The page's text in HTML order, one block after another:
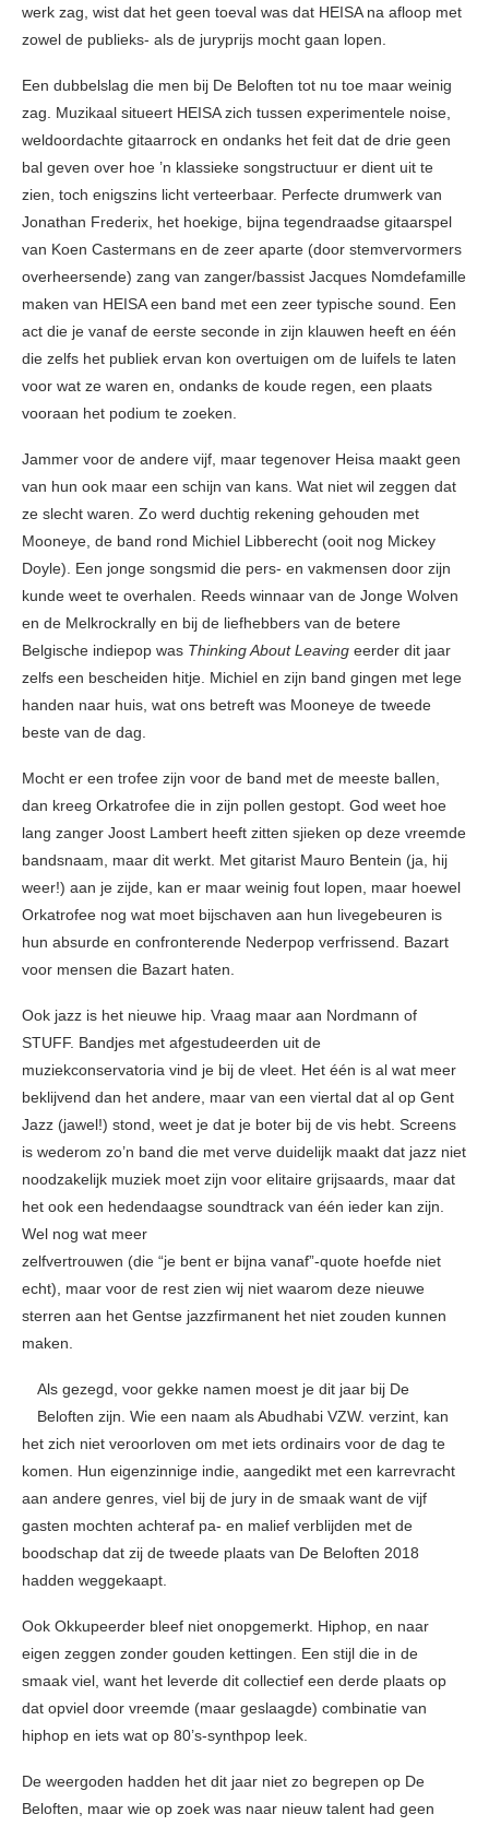
werk zag, wist dat het geen toeval was dat HEISA na afloop met
zowel de publieks- als de juryprijs mocht gaan lopen.
Een dubbelslag die men bij De Beloften tot nu toe maar weinig
zag. Muzikaal situeert HEISA zich tussen experimentele noise,
weldoordachte gitaarrock en ondanks het feit dat de drie geen
bal geven over hoe ’n klassieke songstructuur er dient uit te
zien, toch enigszins licht verteerbaar. Perfecte drumwerk van
Jonathan Frederix, het hoekige, bijna tegendraadse gitaarspel
van Koen Castermans en de zeer aparte (door stemvervormers
overheersende) zang van zanger/bassist Jacques Nomdefamille
maken van HEISA een band met een zeer typische sound. Een
act die je vanaf de eerste seconde in zijn klauwen heeft en één
die zelfs het publiek ervan kon overtuigen om de luifels te laten
voor wat ze waren en, ondanks de koude regen, een plaats
vooraan het podium te zoeken.
Jammer voor de andere vijf, maar tegenover Heisa maakt geen
van hun ook maar een schijn van kans. Wat niet wil zeggen dat
ze slecht waren. Zo werd duchtig rekening gehouden met
Mooneye, de band rond Michiel Libberecht (ooit nog Mickey
Doyle). Een jonge songsmid die pers- en vakmensen door zijn
kunde weet te overhalen. Reeds winnaar van de Jonge Wolven
en de Melkrockrally en bij de liefhebbers van de betere
Belgische indiepop was Thinking About Leaving eerder dit jaar
zelfs een bescheiden hitje. Michiel en zijn band gingen met lege
handen naar huis, wat ons betreft was Mooneye de tweede
beste van de dag.
Mocht er een trofee zijn voor de band met de meeste ballen,
dan kreeg Orkatrofee die in zijn pollen gestopt. God weet hoe
lang zanger Joost Lambert heeft zitten sjieken op deze vreemde
bandsnaam, maar dit werkt. Met gitarist Mauro Bentein (ja, hij
weer!) aan je zijde, kan er maar weinig fout lopen, maar hoewel
Orkatrofee nog wat moet bijschaven aan hun livegebeuren is
hun absurde en confronterende Nederpop verfrissend. Bazart
voor mensen die Bazart haten.
Ook jazz is het nieuwe hip. Vraag maar aan Nordmann of
STUFF. Bandjes met afgestudeerden uit de
muziekconservatoria vind je bij de vleet. Het één is al wat meer
beklijvend dan het andere, maar van een viertal dat al op Gent
Jazz (jawel!) stond, weet je dat je boter bij de vis hebt. Screens
is wederom zo’n band die met verve duidelijk maakt dat jazz niet
noodzakelijk muziek moet zijn voor elitaire grijsaards, maar dat
het ook een hedendaagse soundtrack van één ieder kan zijn.
Wel nog wat meer
zelfvertrouwen (die “je bent er bijna vanaf”-quote hoefde niet
echt), maar voor de rest zien wij niet waarom deze nieuwe
sterren aan het Gentse jazzfirmanent het niet zouden kunnen
maken.
Als gezegd, voor gekke namen moest je dit jaar bij De
Beloften zijn. Wie een naam als Abudhabi VZW. verzint, kan
het zich niet veroorloven om met iets ordinairs voor de dag te
komen. Hun eigenzinnige indie, aangedikt met een karrevracht
aan andere genres, viel bij de jury in de smaak want de vijf
gasten mochten achteraf pa- en malief verblijden met de
boodschap dat zij de tweede plaats van De Beloften 2018
hadden weggekaapt.
Ook Okkupeerder bleef niet onopgemerkt. Hiphop, en naar
eigen zeggen zonder gouden kettingen. Een stijl die in de
smaak viel, want het leverde dit collectief een derde plaats op
dat opviel door vreemde (maar geslaagde) combinatie van
hiphop en iets wat op 80’s-synthpop leek.
De weergoden hadden het dit jaar niet zo begrepen op De
Beloften, maar wie op zoek was naar nieuw talent had geen